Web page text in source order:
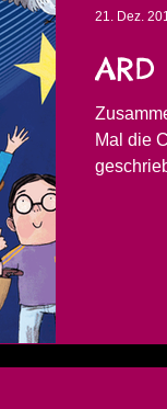
Mal die
21. Dez.